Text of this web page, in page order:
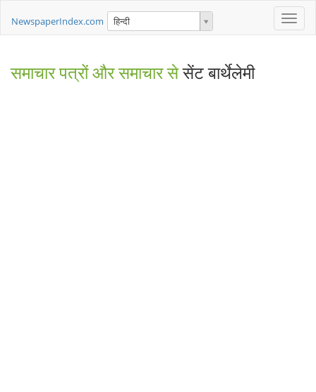
Toggle
NewspaperIndex.com हिन्दी
समाचार पत्रों और समाचार सेसेंट बार्थेलेमी